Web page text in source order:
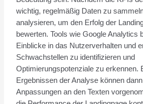
wichtig, regelmäßig Daten zu
analysieren, um den Erfolg der
bewerten. Tools wie Google Analytics
Einblicke in das Nutzerverhalten und
Schwachstellen zu identifizieren und
Optimierungspotenziale zu erkennen.
Ergebnissen der Analyse können
Anpassungen an den Texten